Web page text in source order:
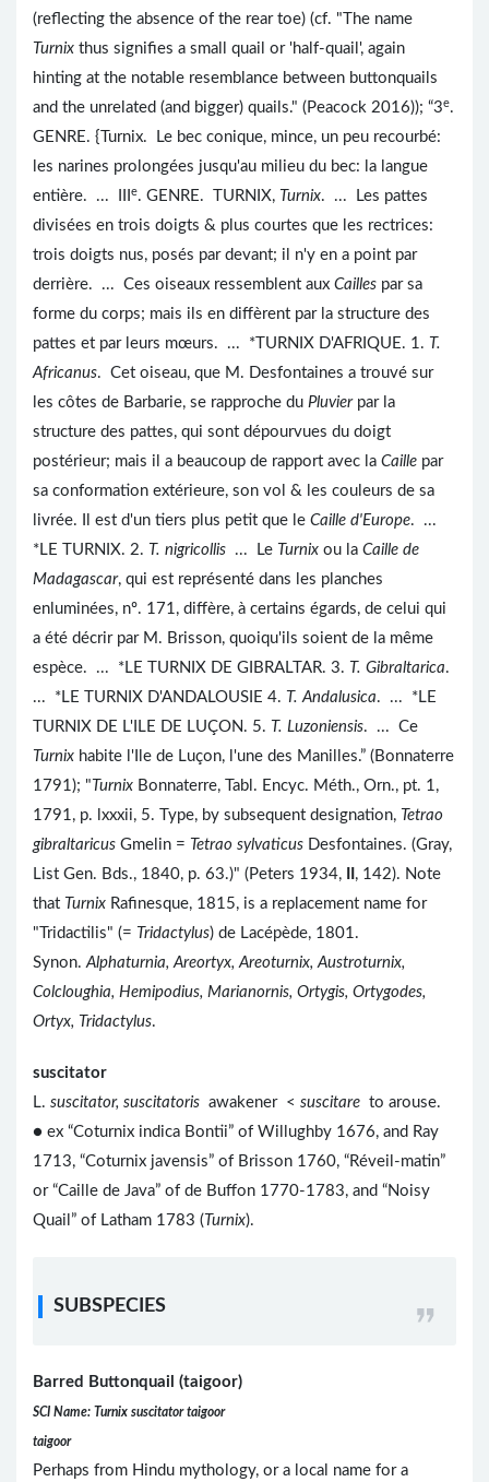
(reflecting the absence of the rear toe) (cf. "The name
Turnix thus signifies a small quail or 'half-quail', again
hinting at the notable resemblance between buttonquails
and the unrelated (and bigger) quails." (Peacock 2016)); “3e.
GENRE. {Turnix. Le bec conique, mince, un peu recourbé:
les narines prolongées jusqu'au milieu du bec: la langue
entière. ... III
e. GENRE. TURNIX, Turnix. ... Les pattes
divisées en trois doigts & plus courtes que les rectrices:
trois doigts nus, posés par devant; il n'y en a point par
derrière. ... Ces oiseaux ressemblent aux Cailles par sa
forme du corps; mais ils en diffèrent par la structure des
pattes et par leurs mœurs. ... *TURNIX D'AFRIQUE. 1. T.
Africanus. Cet oiseau, que M. Desfontaines a trouvé sur
les côtes de Barbarie, se rapproche du Pluvier par la
structure des pattes, qui sont dépourvues du doigt
postérieur; mais il a beaucoup de rapport avec la Caille par
sa conformation extérieure, son vol & les couleurs de sa
livrée. Il est d'un tiers plus petit que le Caille d'Europe. ...
*LE TURNIX. 2. T. nigricollis ... Le Turnix ou la Caille de
Madagascar, qui est représenté dans les planches
enluminées, nº. 171, diffère, à certains égards, de celui qui
a été décrir par M. Brisson, quoiqu'ils soient de la même
espèce. ... *LE TURNIX DE GIBRALTAR. 3. T. Gibraltarica.
... *LE TURNIX D'ANDALOUSIE 4. T. Andalusica. ... *LE
TURNIX DE L'ILE DE LUÇON. 5. T. Luzoniensis. ... Ce
Turnix habite l'Ile de Luçon, l'une des Manilles.” (Bonnaterre
1791); " Turnix Bonnaterre, Tabl. Encyc. Méth., Orn., pt. 1,
1791, p. lxxxii, 5. Type, by subsequent designation, Tetrao
gibraltaricus Gmelin = Tetrao sylvaticus Desfontaines. (Gray,
List Gen. Bds., 1840, p. 63.)" (Peters 1934,
, 142). Note
that Turnix Rafinesque, 1815, is a replacement name for
"Tridactilis" (= Tridactylus) de Lacépède, 1801.
Synon.Alphaturnia, Areortyx, Areoturnix, Austroturnix,
Colcloughia, Hemipodius, Marianornis, Ortygis, Ortygodes,
Ortyx, Tridactylus.
suscitator
L. suscitator, suscitatoris awakener < suscitare to arouse.
● ex “Coturnix indica Bontii” of Willughby 1676, and Ray
1713, “Coturnix javensis” of Brisson 1760, “Réveil-matin”
or “Caille de Java” of de Buffon 1770-1783, and “Noisy
Quail” of Latham 1783 ( Turnix).
SUBSPECIES
Barred Buttonquail (taigoor)
SCI Name: Turnix suscitator taigoor
taigoor
Perhaps from Hindu mythology, or a local name for a